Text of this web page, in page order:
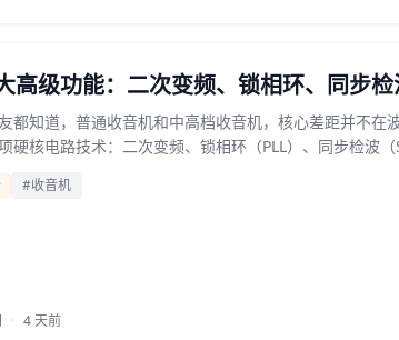
高级功能：二次变频、锁相环、同步
都知道，普通收音机和中高档收音机，核心差距并不在
硬核电路技术：二次变频、锁相环（PLL）、同步检波（
#收音机
· 4 天前